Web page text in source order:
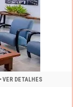
VER DETALHES